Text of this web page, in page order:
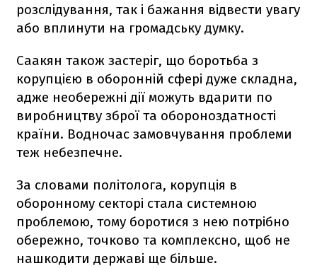
розслідування, так і бажання відвести увагу
або вплинути на громадську думку.
Саакян також застеріг, що боротьба з
корупцією в оборонній сфері дуже складна,
адже необережні дії можуть вдарити по
виробництву зброї та обороноздатності
країни. Водночас замовчування проблеми
теж небезпечне.
За словами політолога, корупція в
оборонному секторі стала системною
проблемою, тому боротися з нею потрібно
обережно, точково та комплексно, щоб не
нашкодити державі ще більше.